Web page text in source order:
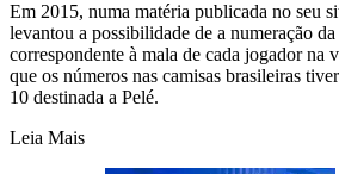
Em 2015, numa matéria publicada no seu
levantou a possibilidade de a numeração
correspondente à mala de cada jogador na
que os números nas camisas brasileiras
10 destinada a Pelé.
Leia Mais